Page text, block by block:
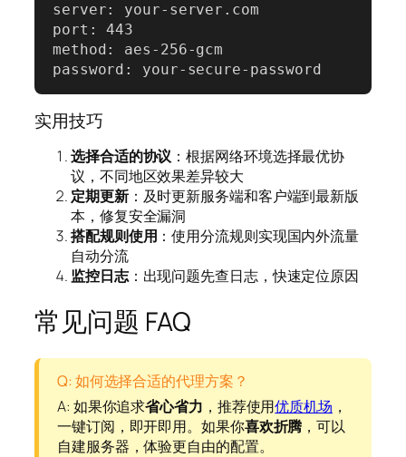
server: your-server.com
port: 443
method: aes-256-gcm
password: your-secure-password
实用技巧
选择合适的协议 ：根据网络环境选择最优协
议，不同地区效果差异较大
定期更新：及时更新服务端和客户端到最新版
本，修复安全漏洞
搭配规则使用 ：使用分流规则实现国内外流量
自动分流
监控日志：出现问题先查日志，快速定位原因
常见问题 FAQ
Q: 如何选择合适的代理方案？
A: 如果你追求省心省力 ，推荐使用优质机场 ，
一键订阅，即开即用。如果你喜欢折腾 ，可以
自建服务器，体验更自由的配置。